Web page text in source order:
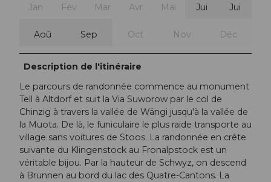
Jan Fév Mar Avr Mai Jui Jui
Aoû Sep Oct Nov Déc
Description de l'itinéraire
Le parcours de randonnée commence au monument
Tell à Altdorf et suit la Via Suworow par le col de
Chinzig à travers la vallée de Wängi jusqu'à la vallée de
la Muota. De là, le funiculaire le plus raide transporte au
village sans voitures de Stoos. La randonnée en crête
suivante du Klingenstock au Fronalpstock est un
véritable bijou. Par la hauteur de Schwyz, on descend
à Brunnen au bord du lac des Quatre-Cantons. La